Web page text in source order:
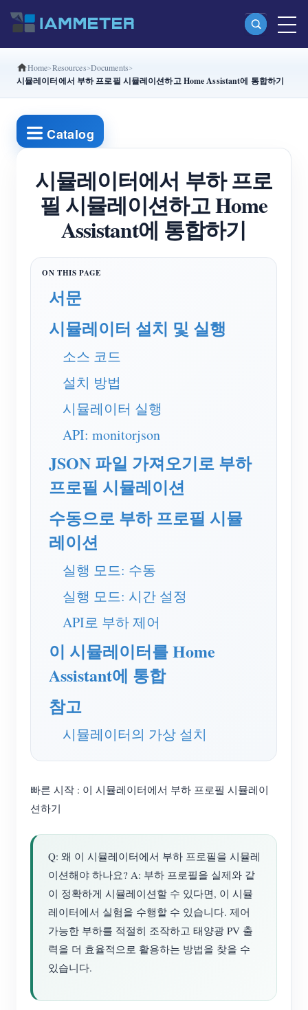
제품
분상 Wi-Fi 에너지 계량기 (WEM2067)
삼상 Wi-Fi 에너지 계량기 (WEM3046T)
삼상 Wi-Fi 에너지 계량기 (WEM3050T)
WiFi 전력 컨트롤러
IAMMETER Cloud Pro
IAMMETER 시뮬레이터
가상 계량기
에너지 예측 및 시뮬레이션 시스템
애플리케이션
전기 사용량 모니터
PV 히터 제어 시스템
홈 자동화
공장 에너지 모니터링
리소스
문서
커뮤니티
기여자 프로그램
기여자 센터
IAMMETER 활동
포럼
사이트 탐색
솔루션
문의
회사 소개
Home Resources Documents
시뮬레이터에서 부하 프로필 시뮬레이션하고 Home Assistant에 통합하기
Catalog
시뮬레이터에서 부하 프로
필 시뮬레이션하고 Home
Assistant에 통합하기
서문
시뮬레이터 설치 및 실행
소스 코드
설치 방법
시뮬레이터 실행
API: monitorjson
JSON 파일 가져오기로 부하
프로필 시뮬레이션
수동으로 부하 프로필 시뮬
레이션
실행 모드: 수동
실행 모드: 시간 설정
API로 부하 제어
이 시뮬레이터를 Home
Assistant에 통합
참고
시뮬레이터의 가상 설치
빠른 시작 : 이 시뮬레이터에서 부하 프로필 시뮬레이
션하기
Q: 왜 이 시뮬레이터에서 부하 프로필을 시뮬레
이션해야 하나요? A: 부하 프로필을 실제와 같
이 정확하게 시뮬레이션할 수 있다면, 이 시뮬
레이터에서 실험을 수행할 수 있습니다. 제어
가능한 부하를 적절히 조작하고 태양광 PV 출
력을 더 효율적으로 활용하는 방법을 찾을 수
있습니다.